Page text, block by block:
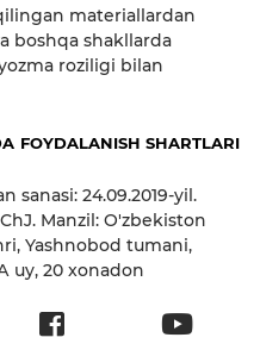
materiallardan
boshqa shakllarda
roziligi bilan
FOYDALANISH SHARTLARI
sanasi: 24.09.2019-yil.
Manzil: O'zbekiston
Yashnobod tumani,
uy, 20 xonadon